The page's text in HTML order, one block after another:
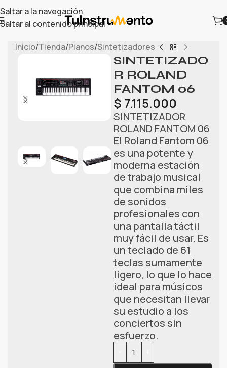
Saltar a la navegación
Saltar al contenido principal
Inicio/Tienda/Pianos/Sintetizadores
SINTETIZADO
R ROLAND
FANTOM 06
$ 7.115.000
SINTETIZADOR
ROLAND FANTOM 06
El Roland Fantom 06
es una potente y
moderna estación
de trabajo musical
que combina miles
de sonidos
profesionales con
una pantalla táctil
muy fácil de usar. Es
un teclado de 61
teclas sumamente
ligero, lo que lo hace
ideal para músicos
que necesitan llevar
su estudio a los
conciertos sin
esfuerzo.